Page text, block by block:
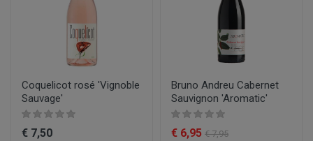
Coquelicot rosé 'Vignoble
Sauvage'
€ 7,50
Bruno Andreu Cabernet
Sauvignon 'Aromatic'
€ 6,95 € 7,95